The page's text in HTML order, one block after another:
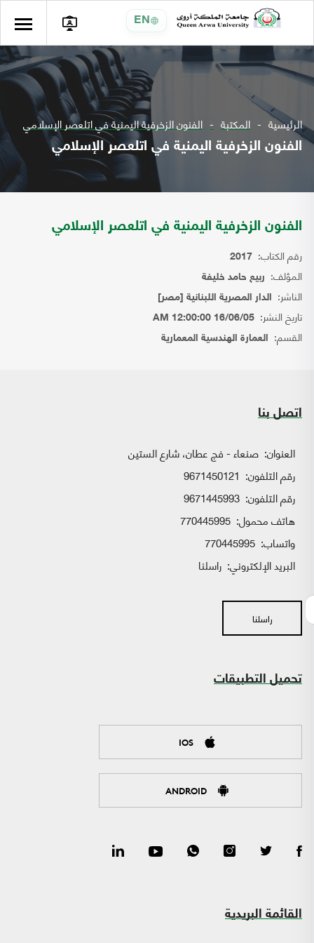
EN
الرئيسية المكتبة الفنون الزخرفية اليمنية في اتلعصر الإسلامي
الفنون الزخرفية اليمنية في اتلعصر الإسلامي
الفنون الزخرفية اليمنية في اتلعصر الإسلامي
رقم الكتاب: 2017
المؤلف: ربيع حامد خليفة
الناشر: الدار المصرية اللبنانية [مصر]
تاريخ النشر: 16/06/05 12:00:00 AM
القسم: العمارة الهندسية المعمارية
اتصل بنا
العنوان: صنعاء - فج عطان، شارع الستين
رقم التلفون: 9671450121
رقم التلفون: 9671445993
هاتف محمول: 770445995
واتساب:
البريد الإلكتروني: راسلنا
راسلنا
تحميل التطبيقات
IOS
ANDROID
القائمة البريدية